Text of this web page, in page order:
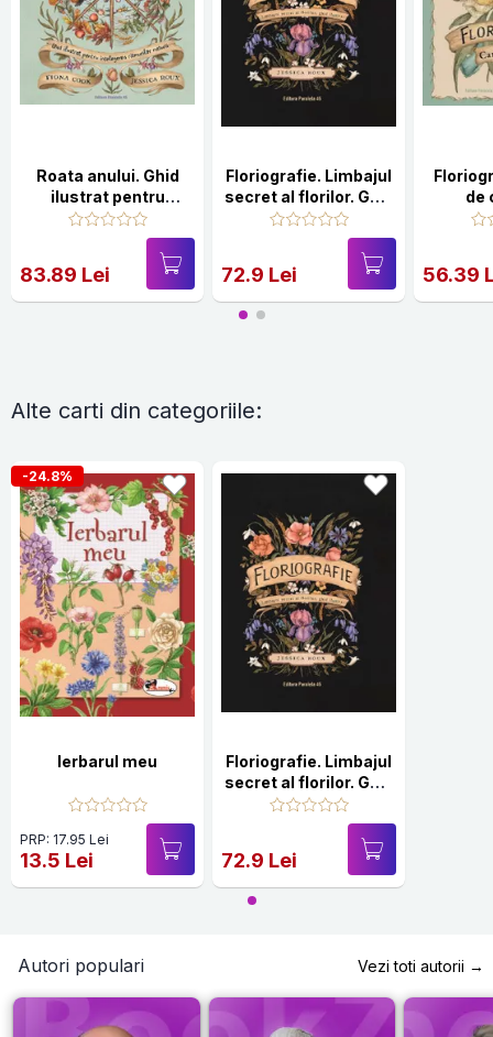
Roata anului. Ghid
ilustrat pentru
intelegerea ritmurilor
83.89 Lei
Floriografie. Limbajul
secret al florilor. Ghid
ilustrat
72.9 Lei
de
56.39
Alte carti din categoriile:
-24.8%
Ierbarul meu
PRP: 17.95 Lei
13.5 Lei
Floriografie. Limbajul
secret al florilor. Ghid
ilustrat
72.9 Lei
Autori populari Vezi toti autorii →